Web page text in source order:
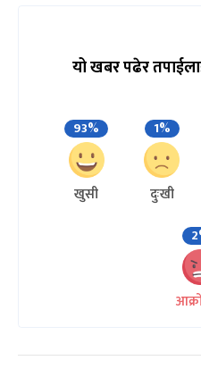
यो खबर पढेर
93%
खुसी
1%
दुःखी